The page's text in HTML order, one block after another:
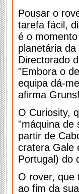
Pousar o
tarefa fácil,
é o
planetária
Directorado
"Embora o
equipa dá-
afirma
O Curiosity,
"máquina de
partir de
cratera Gale
Portugal) do
O rover, que
ao fim da